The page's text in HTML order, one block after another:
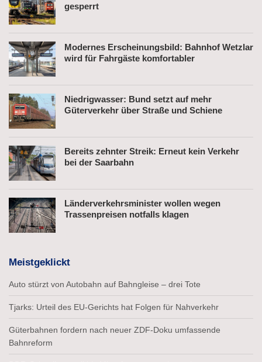
gesperrt
Modernes Erscheinungsbild: Bahnhof Wetzlar
wird für Fahrgäste komfortabler
Niedrigwasser: Bund setzt auf mehr
Güterverkehr über Straße und Schiene
Bereits zehnter Streik: Erneut kein Verkehr
bei der Saarbahn
Länderverkehrsminister wollen wegen
Trassenpreisen notfalls klagen
Meistgeklickt
Auto stürzt von Autobahn auf Bahngleise – drei Tote
Tjarks: Urteil des EU-Gerichts hat Folgen für Nahverkehr
Güterbahnen fordern nach neuer ZDF-Doku umfassende
Bahnreform